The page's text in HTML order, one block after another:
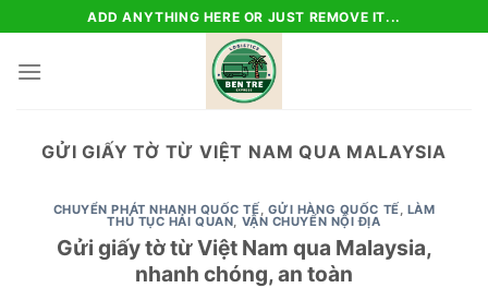
to
content
ADD ANYTHING HERE OR JUST REMOVE IT...
GỬI GIẤY TỜ TỪ VIỆT NAM QUA MALAYSIA
CHUYỂN PHÁT NHANH QUỐC TẾ, GỬI HÀNG QUỐC TẾ, LÀM
THỦ TỤC HẢI QUAN, VẬN CHUYỂN NỘI ĐỊA
Gửi giấy tờ từ Việt Nam qua Malaysia,
nhanh chóng, an toàn